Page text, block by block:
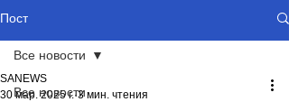
Пост
Все новости
Все новости
SANEWS
30 мар. 2025 г. 3 мин. чтения